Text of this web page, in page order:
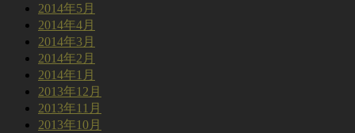
2014年5月
2014年4月
2014年3月
2014年2月
2014年1月
2013年12月
2013年11月
2013年10月